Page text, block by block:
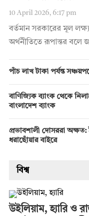
10 April 2026, 6:17 pm
বর্তমান সরকারের মূল
অর্থনীতিতে রূপান্তর বলে
পাঁচ লাখ টাকা পর্যন্ত
বাণিজ্যিক ব্যাংক থেকে
বাংলাদেশ ব্যাংক
প্রভাবশালী দোসররা
ধরাছোঁয়ার বাইরে
বিশ্ব
উইলিয়াম, হ্যারি ও